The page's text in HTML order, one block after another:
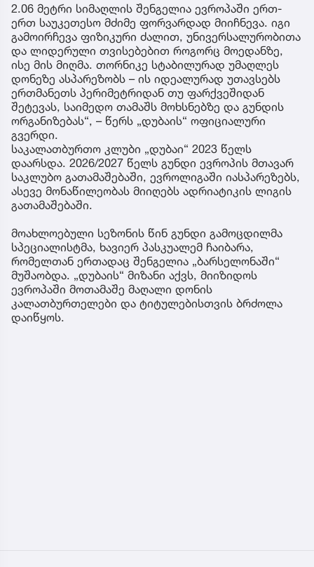
2.06 მეტრი სიმაღლის შენგელია ევროპაში ერთ-
ერთ საუკეთესო მძიმე ფორვარდად მიიჩნევა. იგი
გამოირჩევა ფიზიკური ძალით, უნივერსალურობითა
და ლიდერული თვისებებით როგორც მოედანზე,
ისე მის მიღმა. თორნიკე სტაბილურად უმაღლეს
დონეზე ასპარეზობს – ის იდეალურად უთავსებს
ერთმანეთს პერიმეტრიდან თუ ფარქვეშიდან
შეტევას, საიმედო თამაშს მოხსნებზე და გუნდის
ორგანიზებას“, – წერს „დუბაის“ ოფიციალური
გვერდი.
საკალათბურთო კლუბი „დუბაი“ 2023 წელს
დაარსდა. 2026/2027 წელს გუნდი ევროპის მთავარ
საკლუბო გათამაშებაში, ევროლიგაში იასპარეზებს,
ასევე მონაწილეობას მიიღებს ადრიატიკის ლიგის
გათამაშებაში.
მოახლოებული სეზონის წინ გუნდი გამოცდილმა
სპეციალისტმა, ხავიერ პასკუალემ ჩაიბარა,
რომელთან ერთადაც შენგელია „ბარსელონაში“
მუშაობდა. „დუბაის“ მიზანი აქვს, მიიზიდოს
ევროპაში მოთამაშე მაღალი დონის
კალათბურთელები და ტიტულებისთვის ბრძოლა
დაიწყოს.